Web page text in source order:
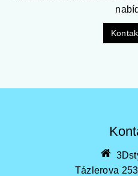
Tázlerova